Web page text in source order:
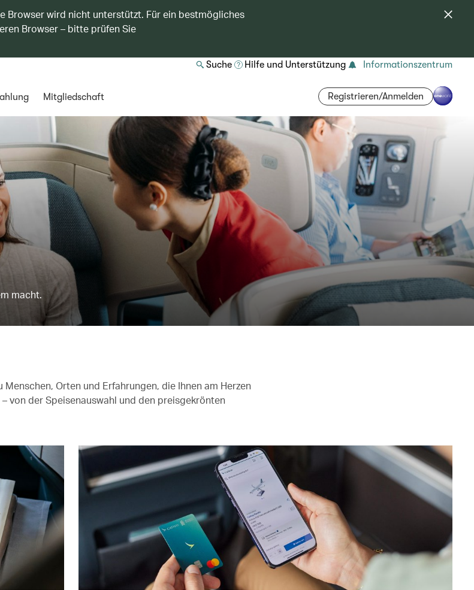
Browser wird nicht unterstützt. Für ein bestmögliches
Browser – bitte prüfen Sie
Suche Hilfe und Unterstützung Informationszentrum
Mitgliedschaft Registrieren/Anmelden
macht.
Orten und Erfahrungen, die Ihnen am Herzen
von der Speisenauswahl und den preisgekrönten